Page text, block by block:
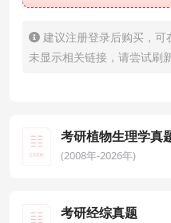
建议注册登录后购买，
未显示相关链接，请尝试刷
考研植物生理学真
(2008年-2026年)
考研经综真题